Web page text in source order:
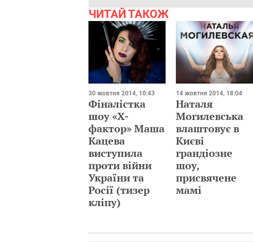
ЧИТАЙ ТАКОЖ
30 жовтня 2014, 10:43
Фіналістка
шоу «Х-
фактор» Маша
Кацева
виступила
проти війни
України та
Росії (тизер
кліпу)
14 жовтня 2014, 18:04
Наталя
Могилевська
влаштовує в
Києві
грандіозне
шоу,
присвячене
мамі